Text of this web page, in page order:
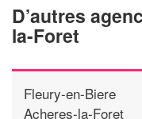
D’autres
la-Foret
Fleury-en-Biere
Acheres-la-Foret